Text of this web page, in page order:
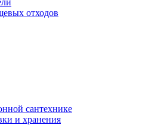
отходов
сантехнике
и хранения